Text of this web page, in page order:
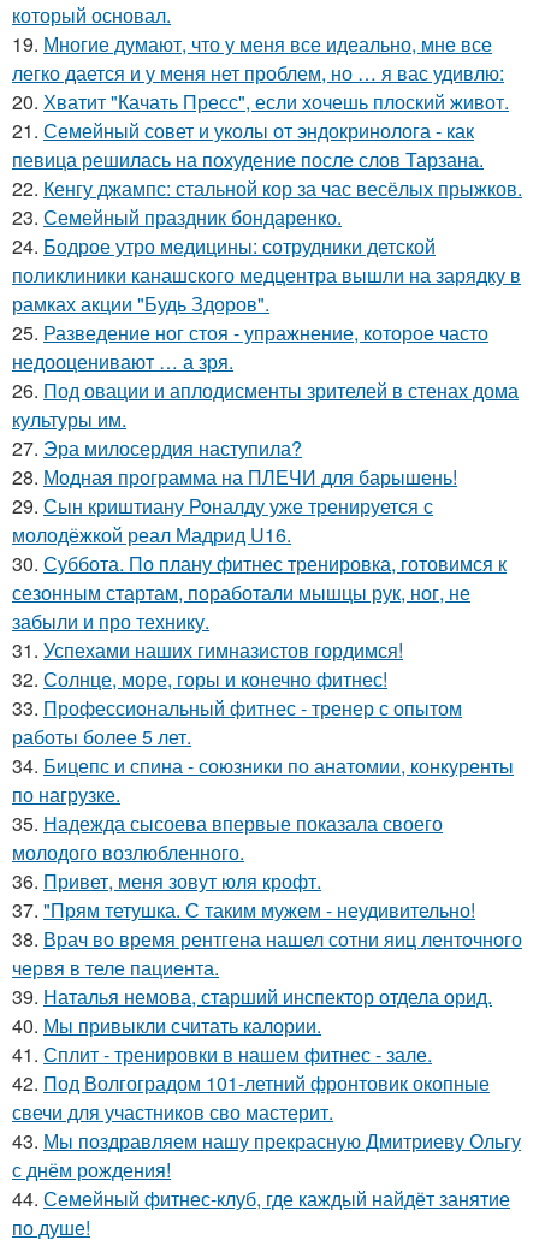
который основал.
19. Многие думают, что у меня все идеально, мне все
легко дается и у меня нет проблем, но … я вас удивлю:
20. Хватит "Качать Пресс", если хочешь плоский живот.
21. Семейный совет и уколы от эндокринолога - как
певица решилась на похудение после слов Тарзана.
22. Кенгу джампс: стальной кор за час весёлых прыжков.
23. Семейный праздник бондаренко.
24. Бодрое утро медицины: сотрудники детской
поликлиники канашского медцентра вышли на зарядку в
рамках акции "Будь Здоров".
25. Разведение ног стоя - упражнение, которое часто
недооценивают … а зря.
26. Под овации и аплодисменты зрителей в стенах дома
культуры им.
27. Эра милосердия наступила?
28. Модная программа на ПЛЕЧИ для барышень!
29. Сын криштиану Роналду уже тренируется с
молодёжкой реал Мадрид U16.
30. Суббота. По плану фитнес тренировка, готовимся к
сезонным стартам, поработали мышцы рук, ног, не
забыли и про технику.
31. Успехами наших гимназистов гордимся!
32. Солнце, море, горы и конечно фитнес!
33. Профессиональный фитнес - тренер с опытом
работы более 5 лет.
34. Бицепс и спина - союзники по анатомии, конкуренты
по нагрузке.
35. Надежда сысоева впервые показала своего
молодого возлюбленного.
36. Привет, меня зовут юля крофт.
37. "Прям тетушка. С таким мужем - неудивительно!
38. Врач во время рентгена нашел сотни яиц ленточного
червя в теле пациента.
39. Наталья немова, старший инспектор отдела орид.
40. Мы привыкли считать калории.
41. Сплит - тренировки в нашем фитнес - зале.
42. Под Волгоградом 101-летний фронтовик окопные
свечи для участников сво мастерит.
43. Мы поздравляем нашу прекрасную Дмитриеву Ольгу
с днём рождения!
44. Семейный фитнес-клуб, где каждый найдёт занятие
по душе!